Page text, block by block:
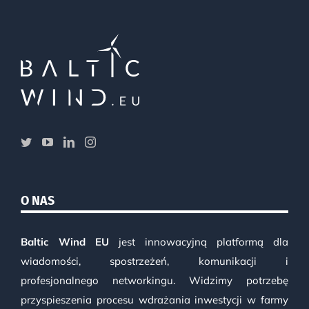
O NAS
Baltic Wind EU jest innowacyjną platformą dla
wiadomości, spostrzeżeń, komunikacji i
profesjonalnego networkingu. Widzimy potrzebę
przyspieszenia procesu wdrażania inwestycji w farmy